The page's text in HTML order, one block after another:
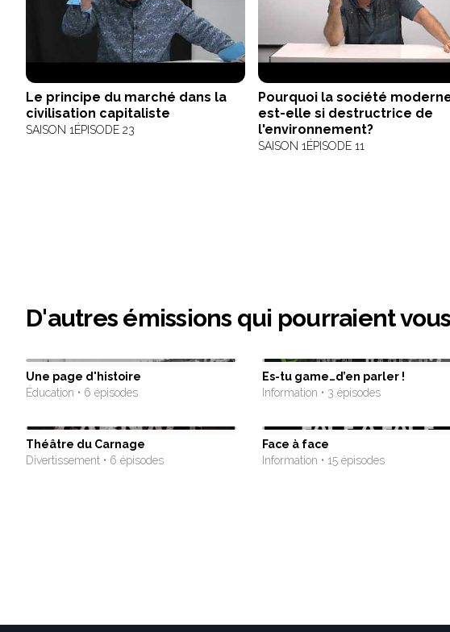
Le principe du marché dans la
civilisation capitaliste
SAISON 1ÉPISODE 23
Pourquoi la société
est-elle si destructrice de
l'environnement?
SAISON 1ÉPISODE 11
D'autres émissions qui pourraient
Une page d'histoire
Éducation • 6 épisodes
Es-tu game…d’en parler !
Information • 3 épisodes
Théâtre du Carnage
Divertissement • 6 épisodes
Face à face
Information • 15 épisodes